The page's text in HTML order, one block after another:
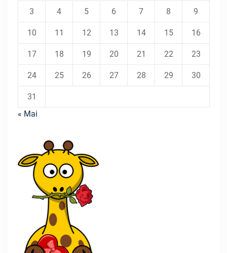
3 4 5 6 7 8 9
10 11 12 13 14 15 16
17 18 19 20 21 22 23
24 25 26 27 28 29 30
31
« Mai